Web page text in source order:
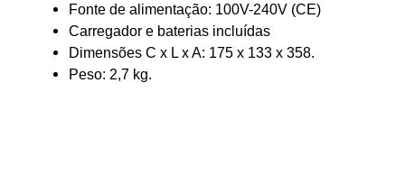
Fonte de alimentação: 100V-240V (CE)
Carregador e baterias incluídas
Dimensões C x L x A: 175 x 133 x 358.
Peso: 2,7 kg.